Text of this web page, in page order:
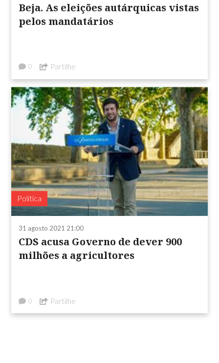
Beja. As eleições autárquicas vistas
pelos mandatários
0 Partilhe
Política
31 agosto 2021 21:00
CDS acusa Governo de dever 900
milhões a agricultores
0 Partilhe